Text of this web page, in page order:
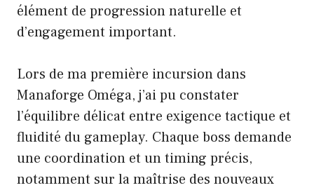
élément de progression naturelle et
d’engagement important.
Lors de ma première incursion dans
Manaforge Oméga, j’ai pu constater
l’équilibre délicat entre exigence tactique et
fluidité du gameplay. Chaque boss demande
une coordination et un timing précis,
notamment sur la maîtrise des nouveaux